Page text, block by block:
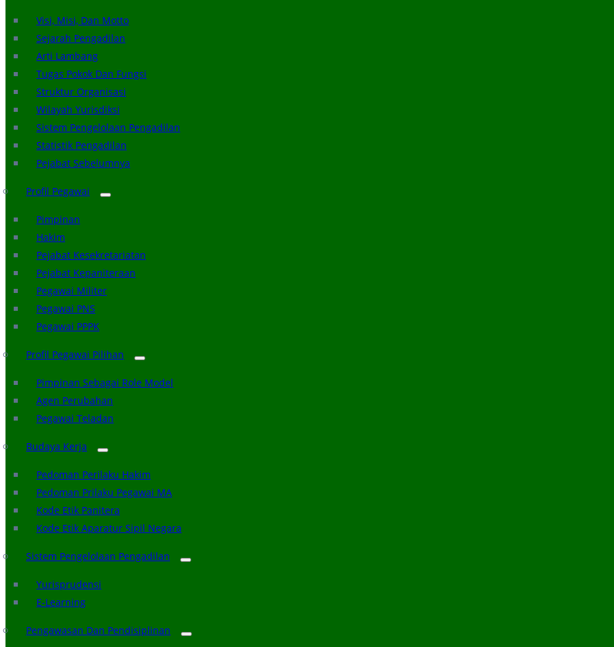
Visi, Misi, Dan Motto
Sejarah Pengadilan
Arti Lambang
Tugas Pokok Dan Fungsi
Struktur Organisasi
Wilayah Yurisdiksi
Sistem Pengelolaan Pengadilan
Statistik Pengadilan
Pejabat Sebelumnya
Profil Pegawai
Pimpinan
Hakim
Pejabat Kesekretariatan
Pejabat Kepaniteraan
Pegawai Militer
Pegawai PNS
Pegawai PPPK
Profil Pegawai Pilihan
Pimpinan Sebagai Role Model
Agen Perubahan
Pegawai Teladan
Budaya Kerja
Pedoman Perilaku Hakim
Pedoman Prilaku Pegawai MA
Kode Etik Panitera
Kode Etik Aparatur Sipil Negara
Sistem Pengelolaan Pengadilan
Yurisprudensi
E-Learning
Pengawasan Dan Pendisiplinan